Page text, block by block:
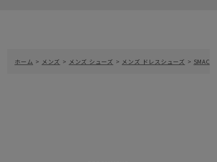
ホーム > メンズ > メンズ シューズ > メンズ ドレスシューズ >